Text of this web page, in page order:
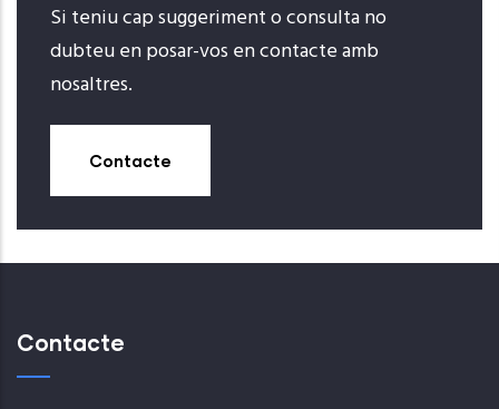
Si teniu cap suggeriment o consulta no
dubteu en posar-vos en contacte amb
nosaltres.
Contacte
Contacte